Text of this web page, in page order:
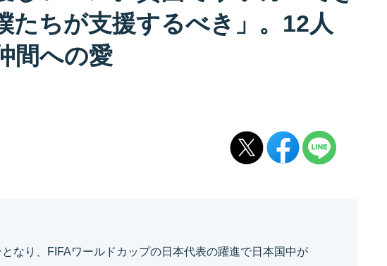
たちが支援するべき」。12人
間への愛
なり、FIFAワールドカップの日本代表の躍進で日本国中が